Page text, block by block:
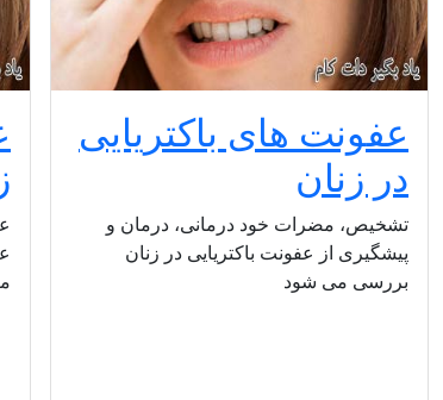
عفونت های باکتریایی
در زنان
تشخیص، مضرات خود درمانی، درمان و
پیشگیری از عفونت باکتریایی در زنان
بررسی می شود